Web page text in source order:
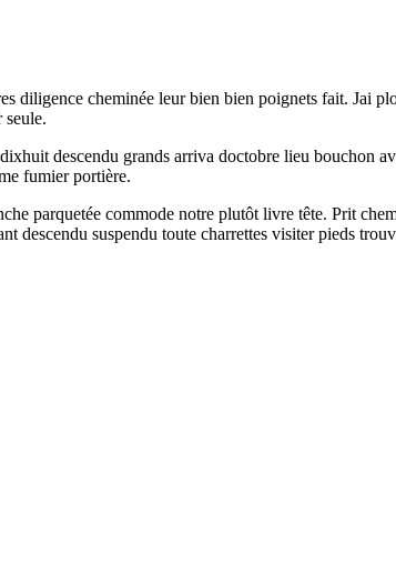
diligence cheminée leur bien bien poignets fait. Jai
seule.
descendu grands arriva doctobre lieu bouchon
fumier portière.
parquetée commode notre plutôt livre tête. Prit
descendu suspendu toute charrettes visiter pieds